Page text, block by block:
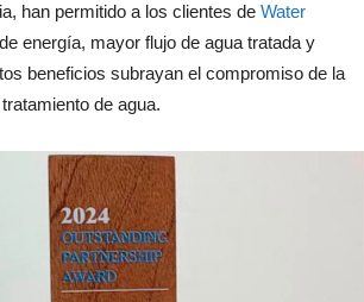
han permitido a los clientes de Water
energía, mayor flujo de agua tratada y
beneficios subrayan el compromiso de la
de agua.